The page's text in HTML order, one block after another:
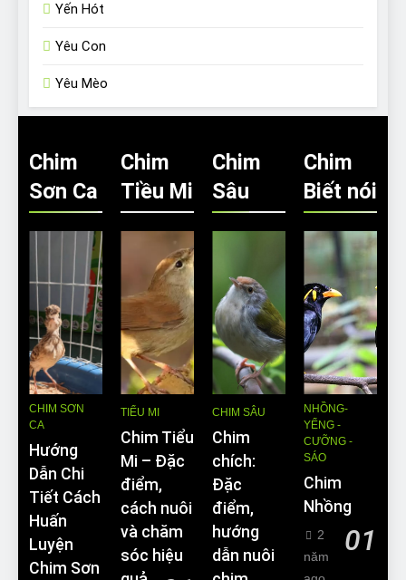
Yến Hót
Yêu Con
Yêu Mèo
Chim
Sơn Ca
CHIM SƠN
CA
Hướng
Dẫn Chi
Tiết Cách
Huấn
Luyện
Chim Sơn
Chim
Tiều Mi
TIỂU MI
Chim Tiểu
Mi – Đặc
điểm,
cách nuôi
và chăm
sóc hiệu
Chim
Sâu
CHIM SÂU
Chim
chích:
Đặc
điểm,
hướng
dẫn nuôi
Chim
Biết nói
NHỒNG-
YỂNG -
CƯỠNG -
SÁO
Chim
Nhồng
01
2
năm